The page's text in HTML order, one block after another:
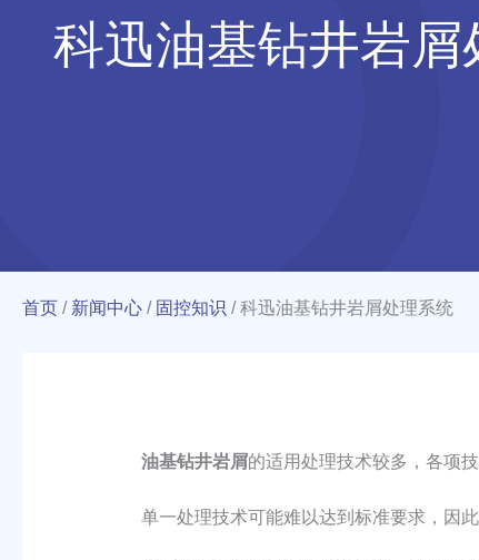
科迅油基钻井岩屑
首页 / 新闻中心 / 固控知识 /科迅油基钻井岩屑处理系统
油基钻井岩屑的适用处理技术较多，各项
单一处理技术可能难以达到标准要求，因